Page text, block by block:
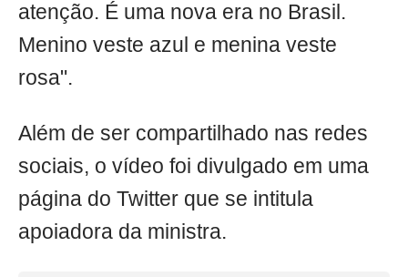
atenção. É uma nova era no Brasil.
Menino veste azul e menina veste
rosa".
Além de ser compartilhado nas redes
sociais, o vídeo foi divulgado em uma
página do Twitter que se intitula
apoiadora da ministra.